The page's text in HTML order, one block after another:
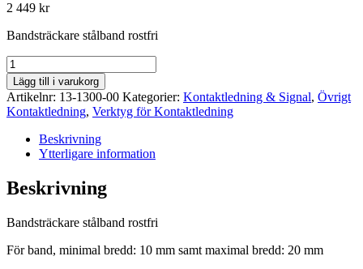
2 449 kr
Bandsträckare stålband rostfri
Bandsträckare
stålband
rostfri
mängd
Lägg till i varukorg
Artikelnr: 13-1300-00 Kategorier: Kontaktledning & Signal, Övrigt
Kontaktledning, Verktyg för Kontaktledning
Beskrivning
Ytterligare information
Beskrivning
Bandsträckare stålband rostfri
För band, minimal bredd: 10 mm samt maximal bredd: 20 mm